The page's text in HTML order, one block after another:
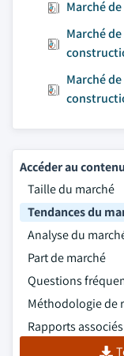
Marché
Marché
Marché
Accéder au contenu
Taille du marché
Tendances du
Analyse du
Part de marché
Questions
Méthodologie de
Rapports associés